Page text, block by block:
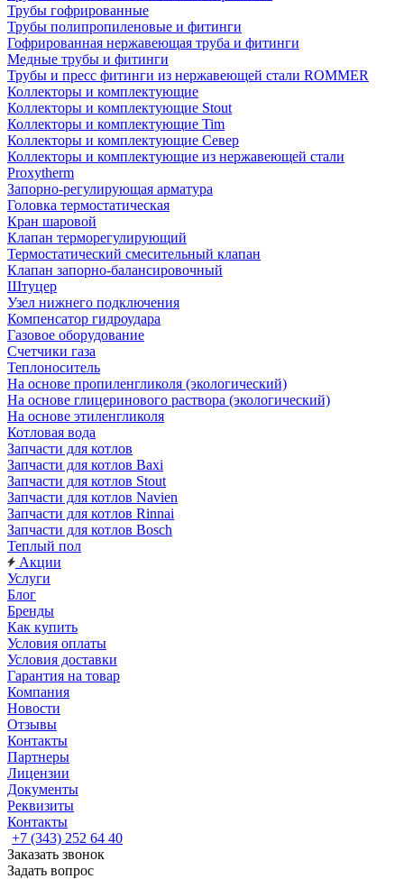
Трубы гофрированные
Трубы полипропиленовые и фитинги
Гофрированная нержавеющая труба и фитинги
Медные трубы и фитинги
Трубы и пресс фитинги из нержавеющей стали ROMMER
Коллекторы и комплектующие
Коллекторы и комплектующие Stout
Коллекторы и комплектующие Tim
Коллекторы и комплектующие Север
Коллекторы и комплектующие из нержавеющей стали
Proxytherm
Запорно-регулирующая арматура
Головка термостатическая
Кран шаровой
Клапан терморегулирующий
Термостатический смесительный клапан
Клапан запорно-балансировочный
Штуцер
Узел нижнего подключения
Компенсатор гидроудара
Газовое оборудование
Счетчики газа
Теплоноситель
На основе пропиленгликоля (экологический)
На основе глицеринового раствора (экологический)
На основе этиленгликоля
Котловая вода
Запчасти для котлов
Запчасти для котлов Baxi
Запчасти для котлов Stout
Запчасти для котлов Navien
Запчасти для котлов Rinnai
Запчасти для котлов Bosch
Теплый пол
Акции
Услуги
Блог
Бренды
Как купить
Условия оплаты
Условия доставки
Гарантия на товар
Компания
Новости
Отзывы
Контакты
Партнеры
Лицензии
Документы
Реквизиты
Контакты
+7 (343) 252 64 40
Заказать звонок
Задать вопрос